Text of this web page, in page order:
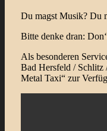
Du magst Musik? Du
Bitte denke dran:
Als besonderen
Bad Hersfeld / Schlitz
Metal Taxi“ zur